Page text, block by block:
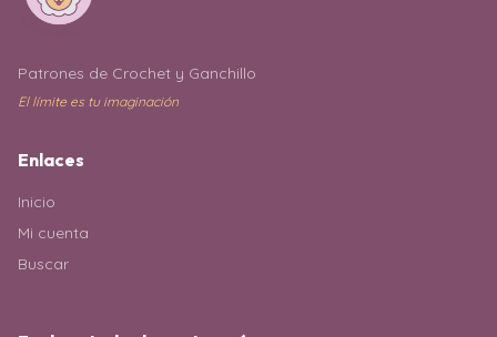
Patrones de Crochet y Ganchillo
El límite es tu imaginación
Enlaces
Inicio
Mi cuenta
Buscar